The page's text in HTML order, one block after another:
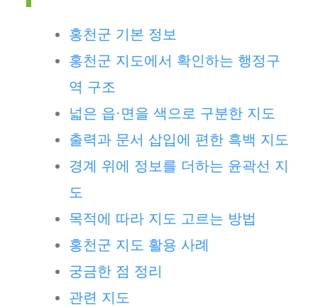
홍천군 기본 정보
홍천군 지도에서 확인하는 행정구
역 구조
넓은 읍·면을 색으로 구분한 지도
출력과 문서 삽입에 편한 흑백 지도
경계 위에 정보를 더하는 윤곽선 지
도
목적에 따라 지도 고르는 방법
홍천군 지도 활용 사례
궁금한 점 정리
관련 지도